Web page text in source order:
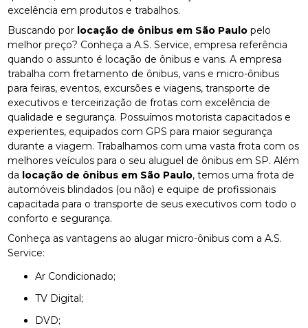
excelência em produtos e trabalhos.
Buscando por locação de ônibus em São Paulo pelo
melhor preço? Conheça a A.S. Service, empresa referência
quando o assunto é locação de ônibus e vans. A empresa
trabalha com fretamento de ônibus, vans e micro-ônibus
para feiras, eventos, excursões e viagens, transporte de
executivos e terceirização de frotas com excelência de
qualidade e segurança. Possuímos motorista capacitados e
experientes, equipados com GPS para maior segurança
durante a viagem. Trabalhamos com uma vasta frota com os
melhores veículos para o seu aluguel de ônibus em SP. Além
da locação de ônibus em São Paulo, temos uma frota de
automóveis blindados (ou não) e equipe de profissionais
capacitada para o transporte de seus executivos com todo o
conforto e segurança.
Conheça as vantagens ao alugar micro-ônibus com a A.S.
Service:
Ar Condicionado;
TV Digital;
DVD;